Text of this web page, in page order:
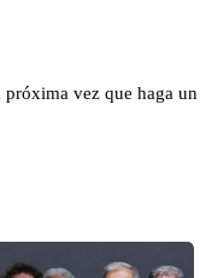
vez que haga